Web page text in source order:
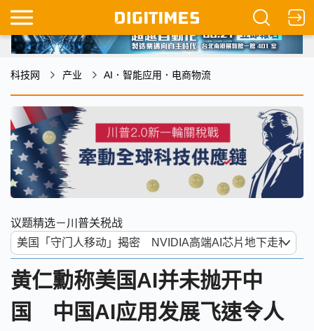
科技网 产业 AI．智能应用．电商物流
议题精选－川普关税战
黄仁勳称美国AI并未抛开中
国 中国AI应用发展飞速令人